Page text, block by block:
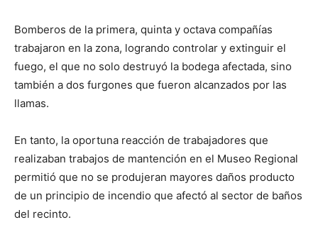
Bomberos de la primera, quinta y octava compañías
trabajaron en la zona, logrando controlar y extinguir el
fuego, el que no solo destruyó la bodega afectada, sino
también a dos furgones que fueron alcanzados por las
llamas.
En tanto, la oportuna reacción de trabajadores que
realizaban trabajos de mantención en el Museo Regional
permitió que no se produjeran mayores daños producto
de un principio de incendio que afectó al sector de baños
del recinto.